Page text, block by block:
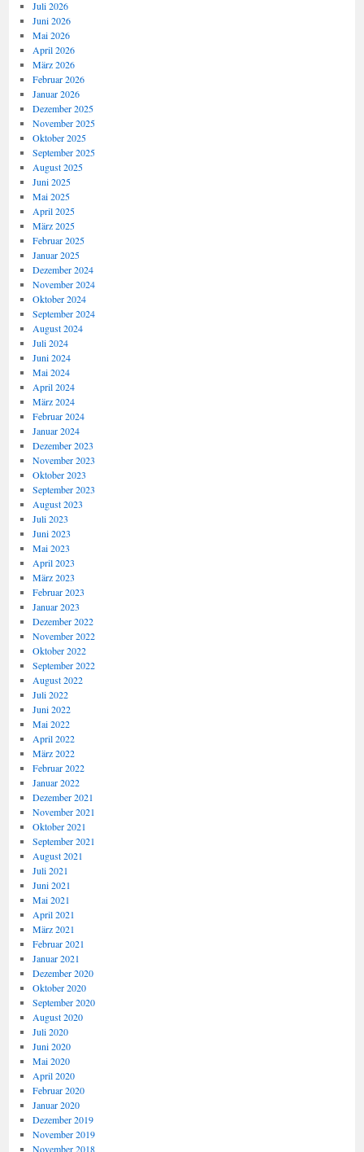
Juli 2026
Juni 2026
Mai 2026
April 2026
März 2026
Februar 2026
Januar 2026
Dezember 2025
November 2025
Oktober 2025
September 2025
August 2025
Juni 2025
Mai 2025
April 2025
März 2025
Februar 2025
Januar 2025
Dezember 2024
November 2024
Oktober 2024
September 2024
August 2024
Juli 2024
Juni 2024
Mai 2024
April 2024
März 2024
Februar 2024
Januar 2024
Dezember 2023
November 2023
Oktober 2023
September 2023
August 2023
Juli 2023
Juni 2023
Mai 2023
April 2023
März 2023
Februar 2023
Januar 2023
Dezember 2022
November 2022
Oktober 2022
September 2022
August 2022
Juli 2022
Juni 2022
Mai 2022
April 2022
März 2022
Februar 2022
Januar 2022
Dezember 2021
November 2021
Oktober 2021
September 2021
August 2021
Juli 2021
Juni 2021
Mai 2021
April 2021
März 2021
Februar 2021
Januar 2021
Dezember 2020
Oktober 2020
September 2020
August 2020
Juli 2020
Juni 2020
Mai 2020
April 2020
Februar 2020
Januar 2020
Dezember 2019
November 2019
November 2018